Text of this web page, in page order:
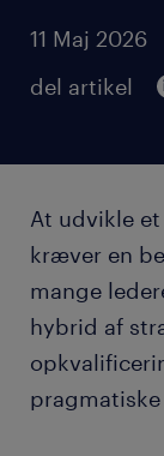
11 Maj 2026
del artikel
At udvikle
kræver en
mange
hybrid af